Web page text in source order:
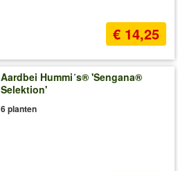
€ 14,25
Aardbei Hummi´s® 'Sengana®
Selektion'
6 planten